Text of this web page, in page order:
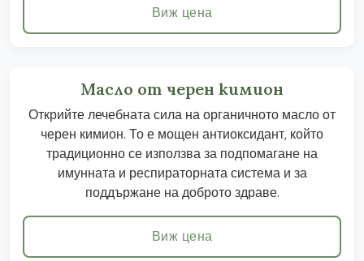
Виж цена
Масло от черен кимион
Открийте лечебната сила на органичното масло от
черен кимион. То е мощен антиоксидант, който
традиционно се използва за подпомагане на
имунната и респираторната система и за
поддържане на доброто здраве.
Виж цена